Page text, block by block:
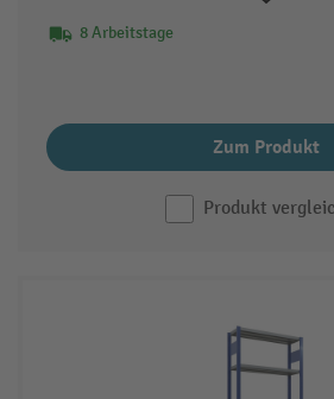
8 Arbeitstage
Zum Produkt
Produkt